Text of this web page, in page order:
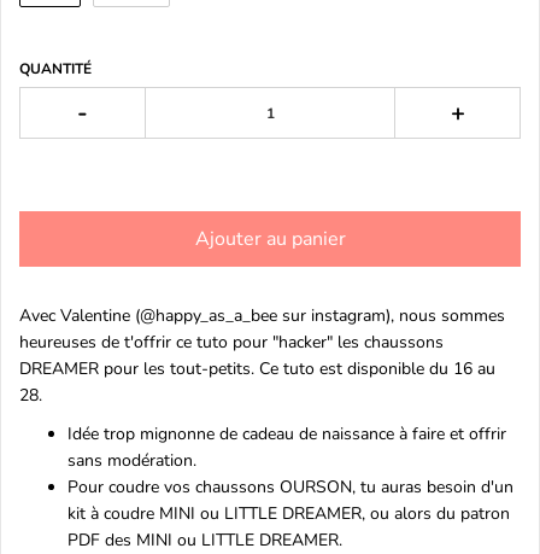
QUANTITÉ
- +
Ajouter au panier
Avec Valentine (@happy_as_a_bee sur instagram), nous sommes
heureuses de t'offrir ce tuto pour "hacker" les chaussons
DREAMER pour les tout-petits. Ce tuto est disponible du 16 au
28.
Idée trop mignonne de cadeau de naissance à faire et offrir
sans modération.
Pour coudre vos chaussons OURSON, tu auras besoin d'un
kit à coudre MINI ou LITTLE DREAMER, ou alors du patron
PDF des MINI ou LITTLE DREAMER.